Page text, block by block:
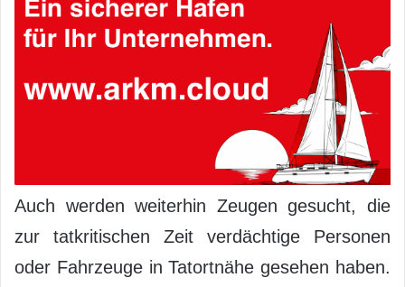
Auch werden weiterhin Zeugen gesucht, die
zur tatkritischen Zeit verdächtige Personen
oder Fahrzeuge in Tatortnähe gesehen haben.